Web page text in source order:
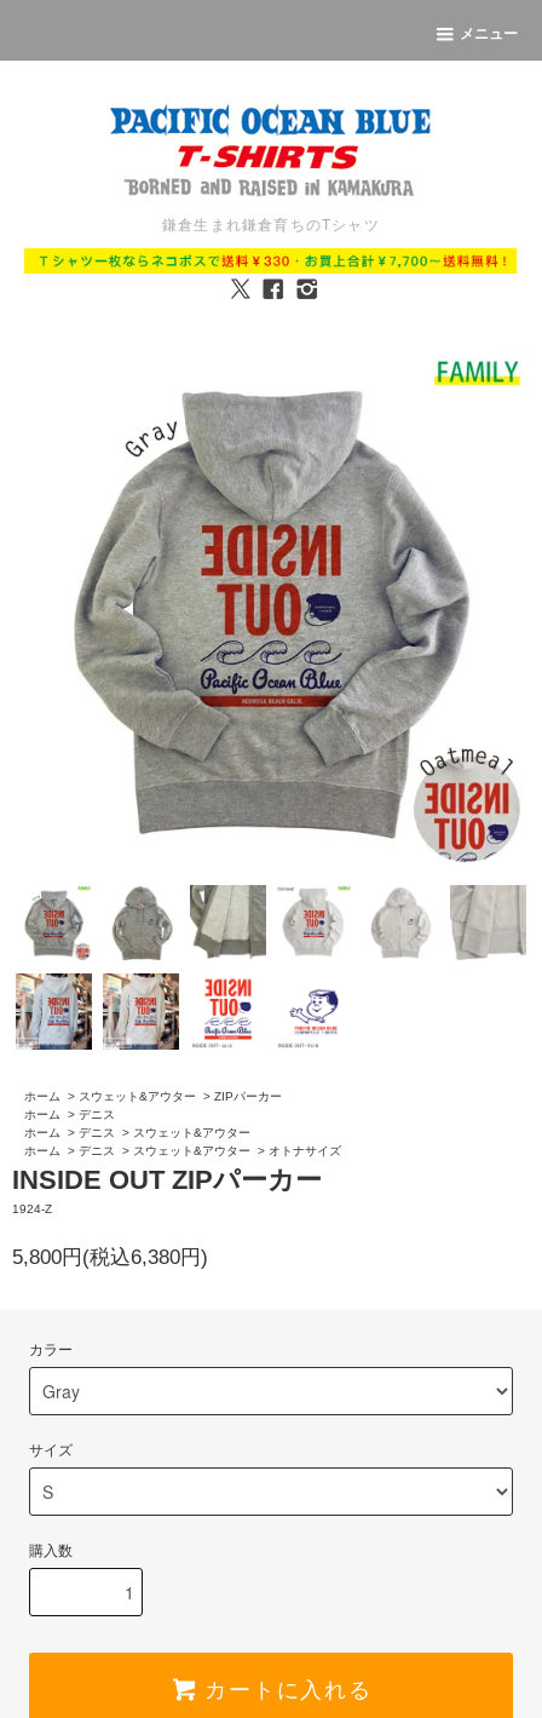
メニュー
鎌倉生まれ鎌倉育ちのTシャツ
ホーム > スウェット&アウター > ZIPパーカー
ホーム
> デニス
ホーム
> デニス > スウェット&アウター
ホーム
> デニス > スウェット&アウター > オトナサイズ
INSIDE OUT ZIPパーカー
1924-Z
5,800円(税込6,380円)
カラー
サイズ
購入数
カートに入れる